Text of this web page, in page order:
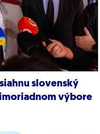
slovenský
výbore